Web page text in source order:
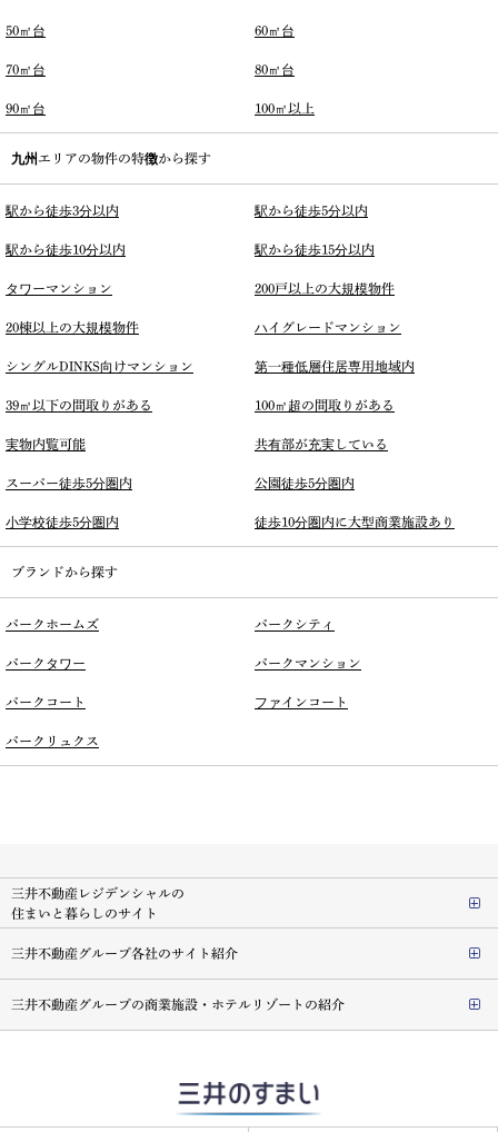
50㎡台 60㎡台
70㎡台 80㎡台
90㎡台 100㎡以上
九州エリアの物件の特徴から探す
駅から徒歩3分以内 駅から徒歩5分以内
駅から徒歩10分以内 駅から徒歩15分以内
タワーマンション 200戸以上の大規模物件
20棟以上の大規模物件 ハイグレードマンション
シングルDINKS向けマンション 第一種低層住居専用地域内
39㎡以下の間取りがある 100㎡超の間取りがある
実物内覧可能 共有部が充実している
スーパー徒歩5分圏内 公園徒歩5分圏内
小学校徒歩5分圏内 徒歩10分圏内に大型商業施設あり
ブランドから探す
パークホームズ パークシティ
パークタワー パークマンション
パークコート ファインコート
パークリュクス
三井不動産レジデンシャルの
住まいと暮らしのサイト
三井不動産グループ各社のサイト紹介
三井不動産グループの商業施設・ホテルリゾートの紹介